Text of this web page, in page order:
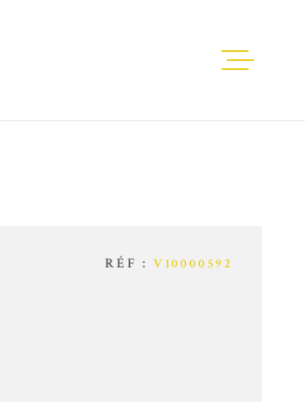
RÉF : V10000592